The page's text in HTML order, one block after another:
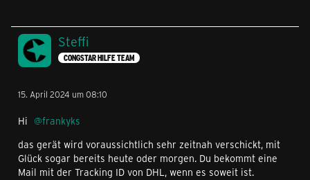
Steffi
CONGSTAR HILFE TEAM
15. April 2024 um 08:10
Hi
frankyks
das gerät wird voraussichtlich sehr zeitnah verschickt, mit
Glück sogar bereits heute oder morgen. Du bekommt eine
Mail mit der Tracking ID von DHL, wenn es soweit ist.